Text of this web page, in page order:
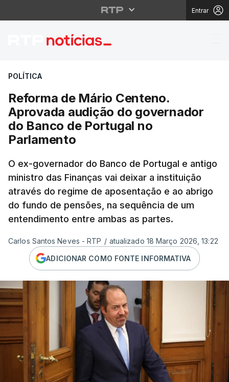
Entrar
Reforma de Mário
POLÍTICA
Reforma de Mário Centeno.
Aprovada audição do governador
do Banco de Portugal no
Parlamento
O ex-governador do Banco de Portugal e antigo
ministro das Finanças vai deixar a instituição
através do regime de aposentação e ao abrigo
do fundo de pensões, na sequência de um
entendimento entre ambas as partes.
Carlos Santos Neves - RTP / atualizado 18 Março 2026, 13:22
ADICIONAR COMO FONTE INFORMATIVA